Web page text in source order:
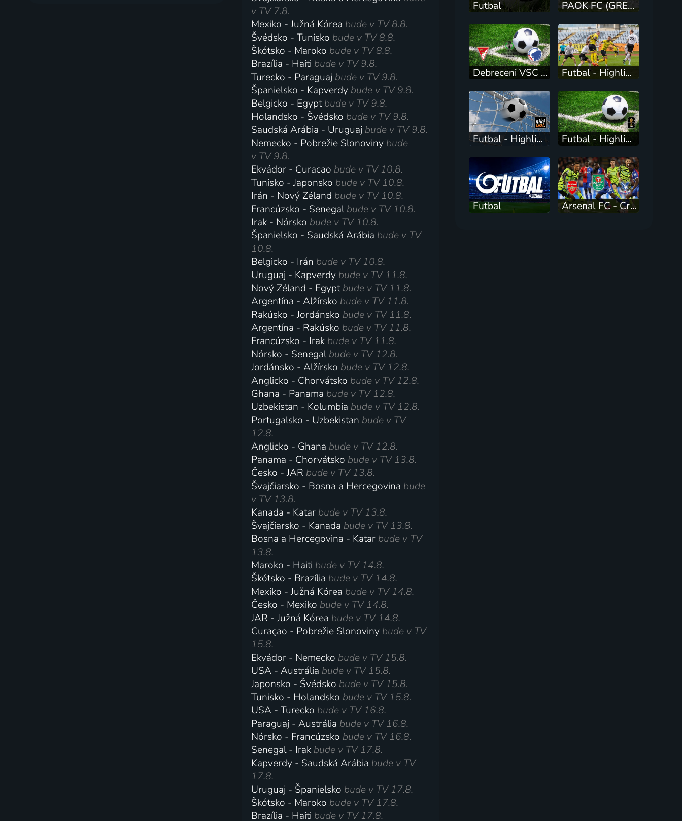
v TV 7.8.
Mexiko - Južná Kórea bude v TV 8.8.
Švédsko - Tunisko bude v TV 8.8.
Škótsko - Maroko bude v TV 8.8.
Brazília - Haiti bude v TV 9.8.
Turecko - Paraguaj bude v TV 9.8.
Španielsko - Kapverdy bude v TV 9.8.
Belgicko - Egyptbude v TV 9.8.
Holandsko - Švédsko bude v TV 9.8.
Saudská Arábia - Uruguaj bude v TV 9.8.
Nemecko - Pobrežie Slonoviny bude
v TV 9.8.
Ekvádor - Curacao bude v TV 10.8.
Tunisko - Japonsko bude v TV 10.8.
Irán - Nový Zéland bude v TV 10.8.
Francúzsko - Senegalbude v TV 10.8.
Irak - Nórsko bude v TV 10.8.
Španielsko - Saudská Arábia bude v TV
10.8.
Belgicko - Irán bude v TV 10.8.
Uruguaj - Kapverdy bude v TV 11.8.
Nový Zéland - Egyptbude v TV 11.8.
Argentína - Alžírsko bude v TV 11.8.
Rakúsko - Jordánsko bude v TV 11.8.
Argentína - Rakúsko bude v TV 11.8.
Francúzsko - Irak bude v TV 11.8.
Nórsko - Senegalbude v TV 12.8.
Jordánsko - Alžírsko bude v TV 12.8.
Anglicko - Chorvátsko bude v TV 12.8.
Ghana - Panama bude v TV 12.8.
Uzbekistan - Kolumbia bude v TV 12.8.
Portugalsko - Uzbekistan bude v TV
12.8.
Anglicko - Ghana bude v TV 12.8.
Panama - Chorvátsko bude v TV 13.8.
Česko - JAR bude v TV 13.8.
Švajčiarsko - Bosna a Hercegovina bude
v TV 13.8.
Kanada - Katar bude v TV 13.8.
Švajčiarsko - Kanada bude v TV 13.8.
Bosna a Hercegovina - Katar bude v TV
13.8.
Maroko - Haiti bude v TV 14.8.
Škótsko - Brazília bude v TV 14.8.
Mexiko - Južná Kórea bude v TV 14.8.
Česko - Mexiko bude v TV 14.8.
JAR - Južná Kórea bude v TV 14.8.
Curaçao - Pobrežie Slonoviny bude v TV
15.8.
Ekvádor - Nemecko bude v TV 15.8.
USA - Austrália bude v TV 15.8.
Japonsko - Švédsko bude v TV 15.8.
Tunisko - Holandsko bude v TV 15.8.
USA - Turecko bude v TV 16.8.
Paraguaj - Austrália bude v TV 16.8.
Nórsko - Francúzsko bude v TV 16.8.
Senegal - Irak bude v TV 17.8.
Kapverdy - Saudská Arábia bude v TV
17.8.
Uruguaj - Španielsko bude v TV 17.8.
Škótsko - Maroko bude v TV 17.8.
Brazília - Haiti bude v TV 17.8.
Futbal PAOK FC (GRE) - RSC Anderlecht (BEL)
Debreceni VSC (HUN) - F.C. Copenhagen (DEN) Futbal - Highlighty MONACObet liga
Futbal - Highlighty Niké liga Futbal - Highlighty MS 2026
Futbal Arsenal FC - Crystal Palace